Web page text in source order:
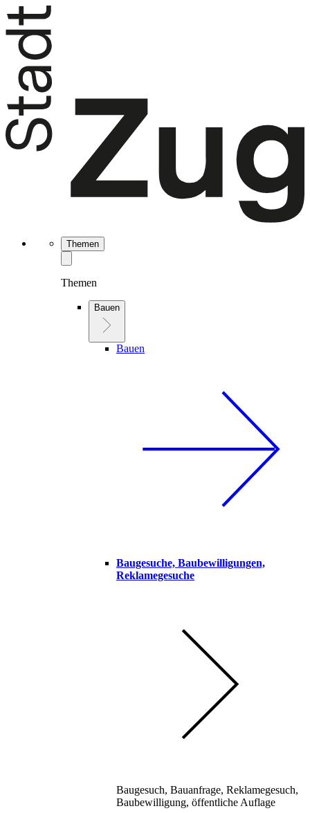
Themen
Themen
Bauen
Bauen
Baugesuche, Baubewilligungen,
Reklamegesuche
Baugesuch, Bauanfrage, Reklamegesuch,
Baubewilligung, öffentliche Auflage